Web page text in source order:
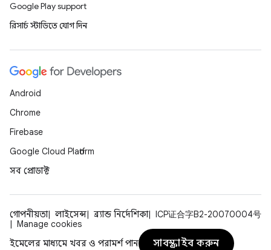
Google Play support
রিসার্চ স্টাডিতে যোগ দিন
Android
Chrome
Firebase
Google Cloud Platform
সব প্রোডাক্ট
গোপনীয়তা লাইসেন্স ব্র্যান্ড নির্দেশিকা
ICP证合字B2-20070004号
Manage cookies
ইমেলের মাধ্যমে খবর ও পরামর্শ পান
সাবস্ক্রাইব করুন